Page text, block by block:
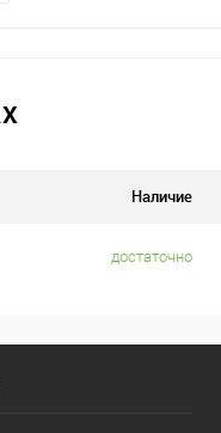
Наличие
достаточно